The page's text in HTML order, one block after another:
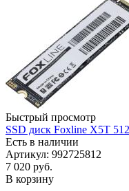
Быстрый просмотр
SSD диск Foxline X5T
Есть в наличии
Артикул: 992725812
7 020 руб.
В корзину